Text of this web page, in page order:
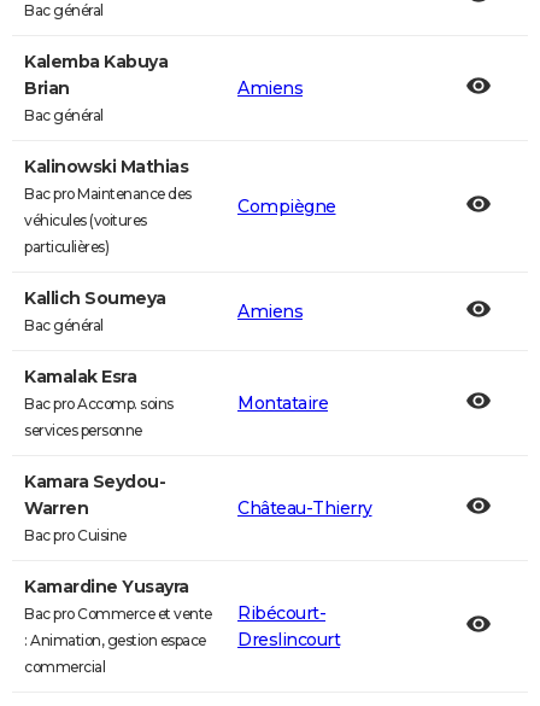
Bac général
Kalemba Kabuya
Brian
Bac général
Amiens
Kalinowski Mathias
Bac pro Maintenance des
véhicules (voitures
particulières)
Compiègne
Kallich Soumeya
Bac général
Amiens
Kamalak Esra
Bac pro Accomp. soins
services personne
Montataire
Kamara Seydou-
Warren
Bac pro Cuisine
Château-Thierry
Kamardine Yusayra
Bac pro Commerce et vente
: Animation, gestion espace
commercial
Ribécourt-
Dreslincourt